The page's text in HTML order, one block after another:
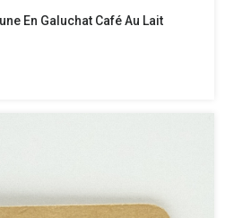
En Galuchat Café Au Lait